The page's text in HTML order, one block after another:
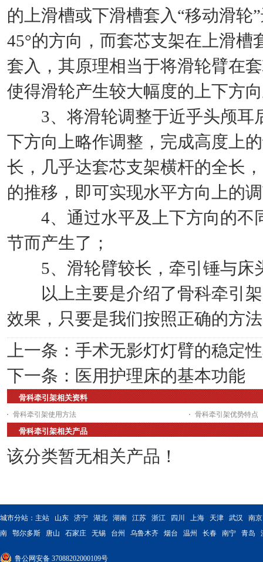
的上滑槽或下滑槽套入“移动滑
45°的方向，而套芯支架在上滑
套入，其原理相当于将滑轮臂在
使得滑轮产生较大幅度的上下方
3、将滑轮调整于近乎头颅耳
下方向上略作调整，完成高度上
长，几乎达套芯支架横杆的全长
的推移，即可实现水平方向上的
4、通过水平及上下方向的不
节而产生了；
5、滑轮臂较长，牵引锤与床
以上主要是介绍了骨科牵引架
效果，只要是我们按照正确的方
上一条： 手术无影灯灯臂的稳定
下一条： 医用护理床的基本功能
骨科牵引架相关资料
骨科牵引架使用方法 骨科牵引架优势特点
骨科牵引架相关产品
该分类暂无相关产品！
城市分站： 主站 山东 济宁 湖北 湖南 江苏 浙江 四川 上海 天津 武汉
南京
南
鄂尔多斯 唐山 石家庄 无锡 台州 乌鲁木齐 烟台 温州 长春 南宁 青岛
鲁公网安备 37088202000109号